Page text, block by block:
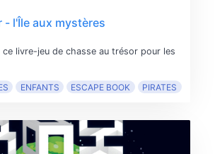
- l'Île aux mystères
ce livre-jeu de chasse au trésor pour les
ENFANTS ESCAPE BOOK PIRATES